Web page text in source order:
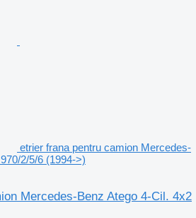
etrier frana pentru camion Mercedes-
2/5/6 (1994->)
Mercedes-Benz Atego 4-Cil. 4x2